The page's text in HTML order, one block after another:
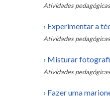
Atividades
› Experimentar a
Atividades
› Misturar
Atividades
› Fazer uma